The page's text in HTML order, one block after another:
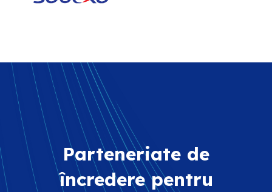
Parteneriate de
încredere pentru